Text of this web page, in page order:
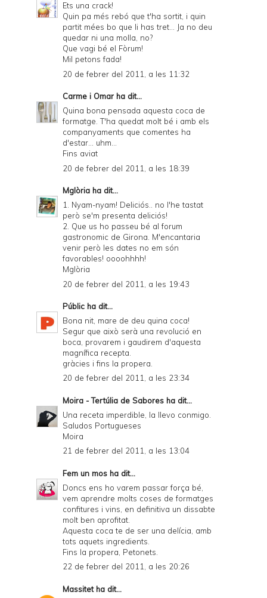
Ets una crack!
Quin pa més rebó que t'ha sortit, i quin
partit mées bo que li has tret... Ja no deu
quedar ni una molla, no?
Que vagi bé el Fòrum!
Mil petons fada!
20 de febrer del 2011, a les 11:32
Carme i Omar ha dit...
Quina bona pensada aquesta coca de
formatge. T'ha quedat molt bé i amb els
companyaments que comentes ha
d'estar... uhm...
Fins aviat
20 de febrer del 2011, a les 18:39
Mglòria ha dit...
1. Nyam-nyam! Deliciós.. no l'he tastat
però se'm presenta deliciós!
2. Que us ho passeu bé al forum
gastronomic de Girona. M'encantaria
venir però les dates no em són
favorables! oooohhhh!
Mglòria
20 de febrer del 2011, a les 19:43
Públic ha dit...
Bona nit, mare de deu quina coca!
Segur que això serà una revolució en
boca, provarem i gaudirem d'aquesta
magnífica recepta.
gràcies i fins la propera.
20 de febrer del 2011, a les 23:34
Moira - Tertúlia de Sabores ha dit...
Una receta imperdible, la llevo conmigo.
Saludos Portugueses
Moira
21 de febrer del 2011, a les 13:04
Fem un mos ha dit...
Doncs ens ho varem passar força bé,
vem aprendre molts coses de formatges
confitures i vins, en definitiva un dissabte
molt ben aprofitat.
Aquesta coca te de ser una delícia, amb
tots aquets ingredients.
Fins la propera, Petonets.
22 de febrer del 2011, a les 20:26
Massitetha dit...